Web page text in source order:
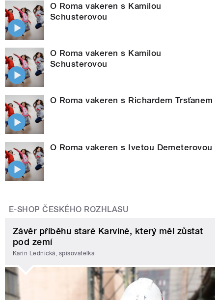
O Roma vakeren s Kamilou
Schusterovou
O Roma vakeren s Kamilou
Schusterovou
O Roma vakeren s Richardem Trsťanem
O Roma vakeren s Ivetou Demeterovou
E-SHOP ČESKÉHO ROZHLASU
Závěr příběhu staré Karviné, který měl zůstat
pod zemí
Karin Lednická, spisovatelka